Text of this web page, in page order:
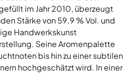
im Jahr 2010, überzeugt
Stärke von 59.9 % Vol. und
Handwerkskunst
Seine Aromenpalette
bis hin zu einer subtilen
hochgeschätzt wird. In einer